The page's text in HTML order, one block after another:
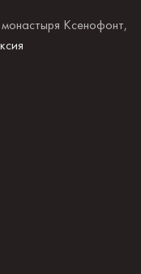
Ксенофонт,